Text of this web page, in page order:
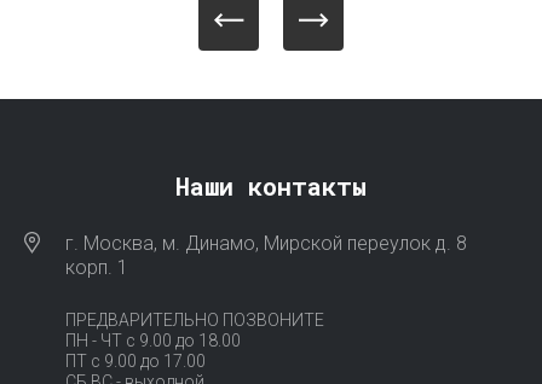
Наши контакты
г. Москва, м. Динамо, Мирской переулок д. 8
корп. 1
ПРЕДВАРИТЕЛЬНО ПОЗВОНИТЕ
ПН - ЧТ с 9.00 до 18.00
ПТ с 9.00 до 17.00